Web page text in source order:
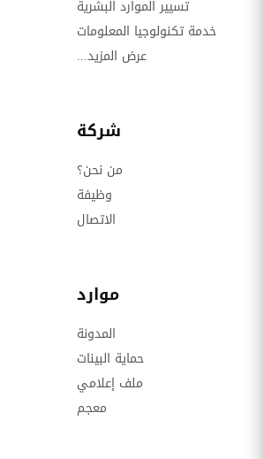
تسيير الموارد البشرية
خدمة تكنولوجيا المعلومات
عرض المزيد...
شركة
من نحن؟
وظيفة
الاتصال
موارد
المدونة
حماية البينات
ملف إعلامي
معجم